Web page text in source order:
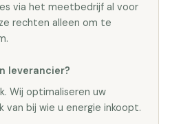
via het meetbedrijf al voor
rechten alleen om te
leverancier?
Wij optimaliseren uw
van bij wie u energie inkoopt.